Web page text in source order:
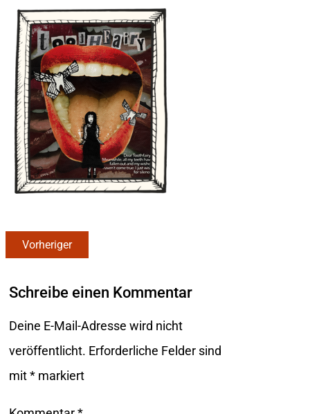
Vorheriger
Schreibe einen Kommentar
Deine E-Mail-Adresse wird nicht
veröffentlicht. Erforderliche Felder sind
mit* markiert